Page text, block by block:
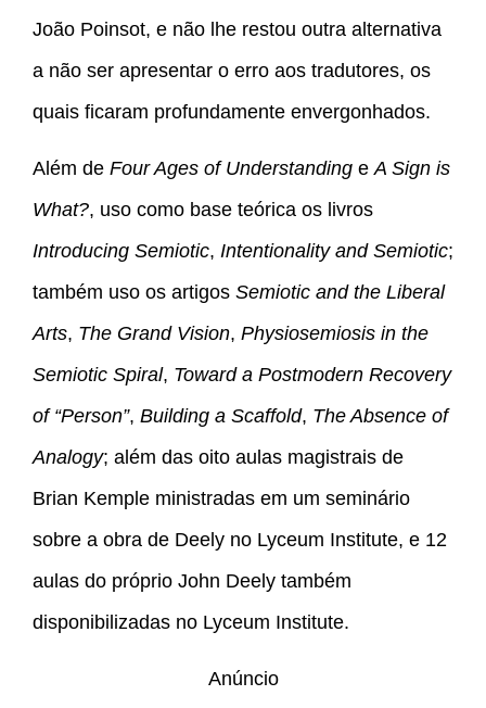
João Poinsot, e não lhe restou outra alternativa
a não ser apresentar o erro aos tradutores, os
quais ficaram profundamente envergonhados.
Além de Four Ages of Understanding eA Sign is
What?, uso como base teórica os livros
Introducing Semiotic, Intentionality and Semiotic;
também uso os artigos Semiotic and the Liberal
Arts, The Grand Vision, Physiosemiosis in the
Semiotic Spiral, Toward a Postmodern Recovery
of “Person”, Building a Scaffold, The Absence of
Analogy; além das oito aulas magistrais de
Brian Kemple ministradas em um seminário
sobre a obra de Deely no Lyceum Institute, e 12
aulas do próprio John Deely também
disponibilizadas no Lyceum Institute.
Anúncio